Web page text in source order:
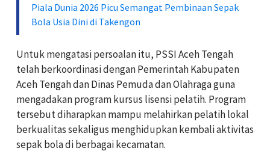
Piala Dunia 2026 Picu Semangat Pembinaan Sepak
Bola Usia Dini di Takengon
Untuk mengatasi persoalan itu, PSSI Aceh Tengah
telah berkoordinasi dengan Pemerintah Kabupaten
Aceh Tengah dan Dinas Pemuda dan Olahraga guna
mengadakan program kursus lisensi pelatih. Program
tersebut diharapkan mampu melahirkan pelatih lokal
berkualitas sekaligus menghidupkan kembali aktivitas
sepak bola di berbagai kecamatan.